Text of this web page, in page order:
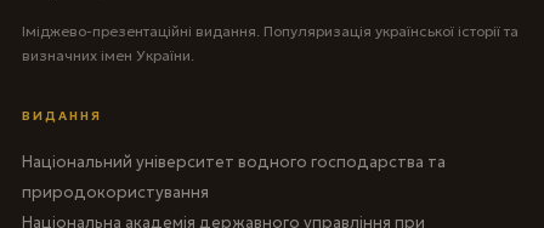
Іміджево-презентаційні видання. Популяризація української історії та
визначних імен України.
ВИДАННЯ
Національний університет водного господарства та
природокористування
Національна академія державного управління при